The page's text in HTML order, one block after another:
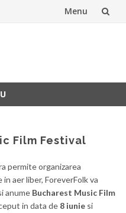
Menu
Film Festival
permite organizarea
aer liber, ForeverFolk va
anume Bucharest Music Film
in data de 8 iunie si